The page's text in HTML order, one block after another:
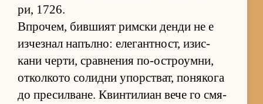
ри, 1726.
Впро­чем, бив­шият рим­ски денди не е
из­чез­нал на­пъл­но: еле­ган­т­ност, изис­
кани чер­ти, срав­не­ния по-ос­т­ро­ум­ни,
от­кол­кото со­лидни упор­с­т­ват, по­ня­кога
до пре­сил­ва­не. Квин­ти­лиан вече го смя­